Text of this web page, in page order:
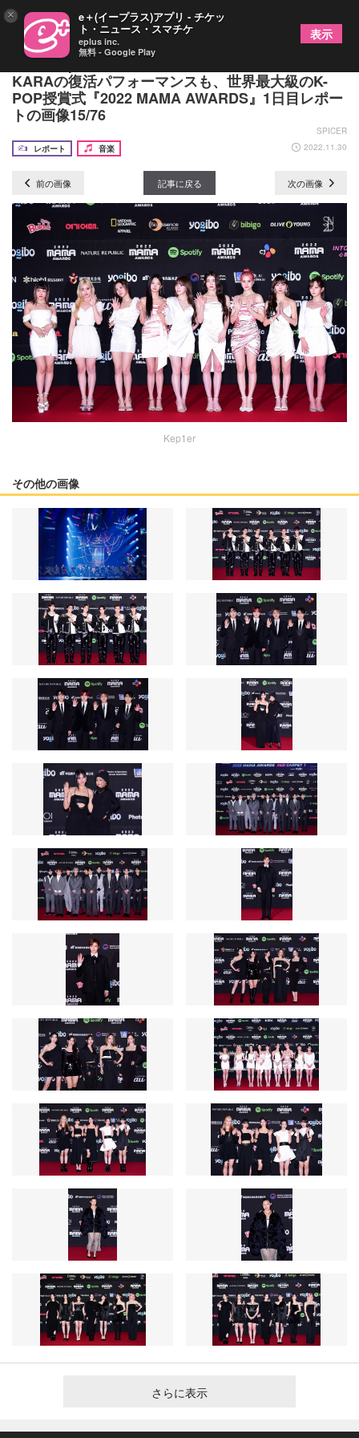
IVE、Kep1erら“第4世代”のコラボレーションや
KARAの復活パフォーマンスも、世界最大級のK-
POP授賞式『2022 MAMA AWARDS』1日目レポー
トの画像15/76
SPICER
レポート
音楽 2022.11.30
前の画像 記事に戻る 次の画像
Kep1er
その他の画像
さらに表示
× e＋(イープラス)アプリ - チケッ
ト・ニュース・スマチケ
eplus inc.
無料 - Google Play
表示